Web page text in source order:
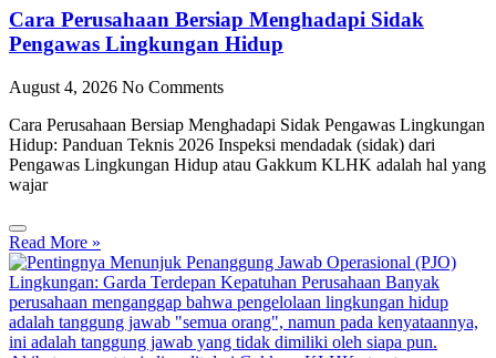
Cara Perusahaan Bersiap Menghadapi Sidak
Pengawas Lingkungan Hidup
August 4, 2026 No Comments
Cara Perusahaan Bersiap Menghadapi Sidak Pengawas Lingkungan
Hidup: Panduan Teknis 2026 Inspeksi mendadak (sidak) dari
Pengawas Lingkungan Hidup atau Gakkum KLHK adalah hal yang
wajar
Read More »